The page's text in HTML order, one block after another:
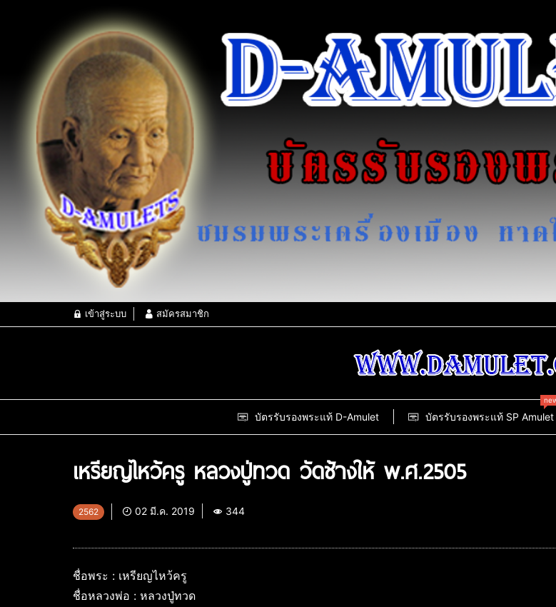
เข้าสู่ระบบ สมัครสมาชิก
บัตรรับรองพระแท้ D-Amulet บัตรรับรองพระแท้ SP Amulet
เหรียญไหว้ครู หลวงปู่ทวด วัดช้างให้ พ.ศ.2505
2562 02 มี.ค. 2019 344
ชื่อพระ : เหรียญไหว้ครู
ชื่อหลวงพ่อ : หลวงปู่ทวด